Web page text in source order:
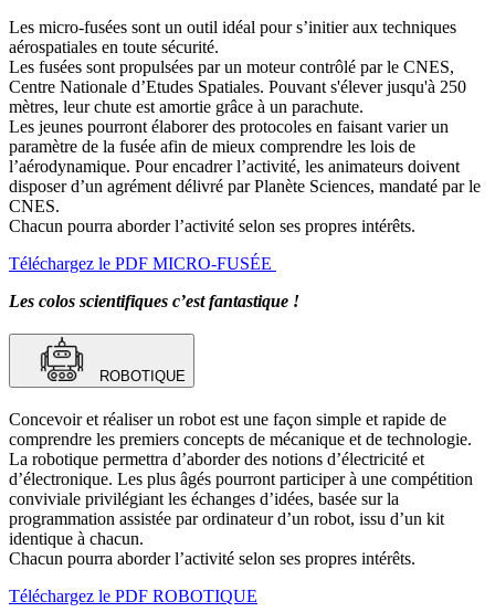
Les micro-fusées sont un outil idéal pour s’initier aux techniques
aérospatiales en toute sécurité.
Les fusées sont propulsées par un moteur contrôlé par le CNES,
Centre Nationale d’Etudes Spatiales. Pouvant s'élever jusqu'à 250
mètres, leur chute est amortie grâce à un parachute.
Les jeunes pourront élaborer des protocoles en faisant varier un
paramètre de la fusée afin de mieux comprendre les lois de
l’aérodynamique. Pour encadrer l’activité, les animateurs doivent
disposer d’un agrément délivré par Planète Sciences, mandaté par le
CNES.
Chacun pourra aborder l’activité selon ses propres intérêts.
Téléchargez le PDF MICRO-FUSÉE
Les colos scientifiques c’est fantastique !
ROBOTIQUE
Concevoir et réaliser un robot est une façon simple et rapide de
comprendre les premiers concepts de mécanique et de technologie.
La robotique permettra d’aborder des notions d’électricité et
d’électronique. Les plus âgés pourront participer à une compétition
conviviale privilégiant les échanges d’idées, basée sur la
programmation assistée par ordinateur d’un robot, issu d’un kit
identique à chacun.
Chacun pourra aborder l’activité selon ses propres intérêts.
Téléchargez le PDF ROBOTIQUE